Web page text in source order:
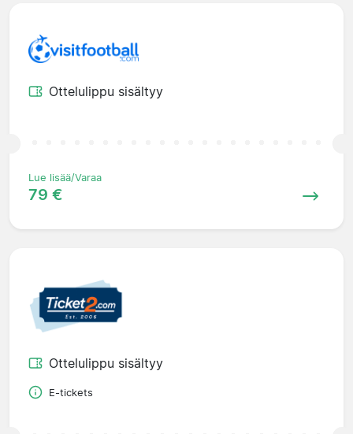
Ottelulippu sisältyy
Lue lisää/Varaa
79 €
Ottelulippu sisältyy
E-tickets